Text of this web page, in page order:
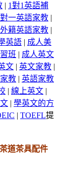
| 1對1英語補
一英語家教 |
外籍英語家教 |
英語 | 成人美
班 | 成人英文
文 | 英文家教 |
教 | 英語家教
| 線上英文 |
| 學英文的方
| TOEFL提
道茶具配件